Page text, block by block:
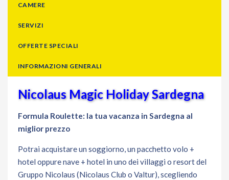
CAMERE
SERVIZI
OFFERTE SPECIALI
INFORMAZIONI GENERALI
Nicolaus Magic Holiday Sardegna
Formula Roulette: la tua vacanza in Sardegna al
miglior prezzo
Potrai acquistare un soggiorno, un pacchetto volo +
hotel oppure nave + hotel in uno dei villaggi o resort del
Gruppo Nicolaus (Nicolaus Club o Valtur), scegliendo